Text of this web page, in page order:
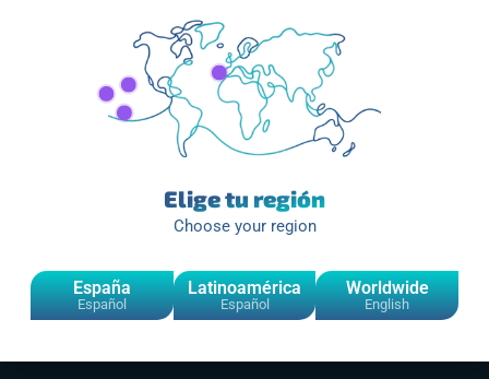
Elige tu región
Choose your region
España
Español
Latinoamérica
Español
Worldwide
English